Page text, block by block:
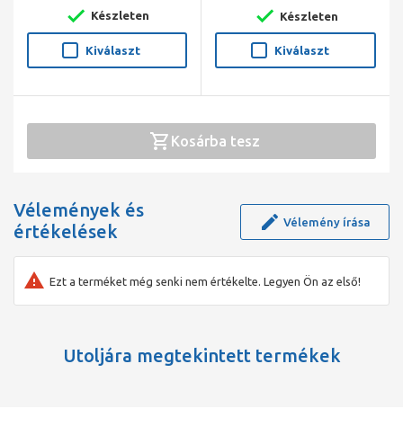
Készleten
Kiválaszt
Készleten
Kiválaszt
Kosárba tesz
Vélemények és
értékelések
Vélemény írása
Ezt a terméket még senki nem értékelte. Legyen Ön az első!
Utoljára megtekintett termékek